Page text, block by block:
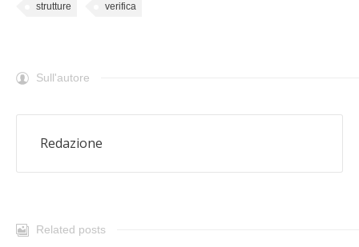
strutture verifica
Sull'autore
Redazione
Related posts